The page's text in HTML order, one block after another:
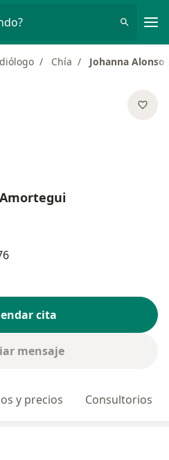
Chía Johanna
cita
mensaje
y precios Consultorios